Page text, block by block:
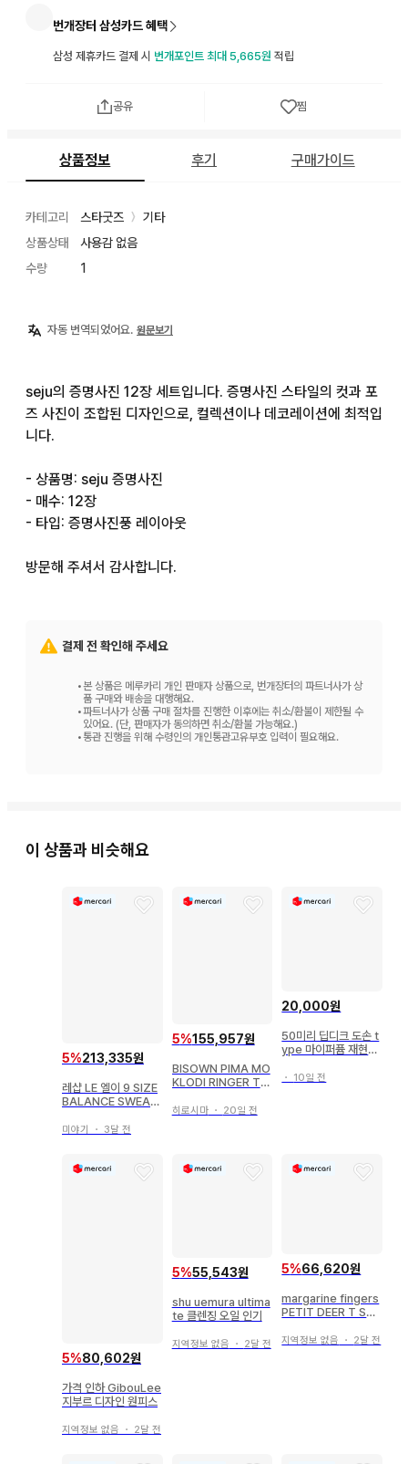
번개장터 삼성카드 혜택
삼성 제휴카드 결제 시 번개포인트 최대 5,665원 적립
공유 찜
상품정보 후기 구매가이드
카테고리 스타굿즈 〉
기타
상품상태
사용감 없음
수량
1
자동 번역되었어요. 원문보기
seju의 증명사진 12장 세트입니다. 증명사진 스타일의 컷과 포
즈 사진이 조합된 디자인으로, 컬렉션이나 데코레이션에 최적입
니다.
- 상품명: seju 증명사진
- 매수: 12장
- 타입: 증명사진풍 레이아웃
방문해 주셔서 감사합니다.
결제 전 확인해 주세요
•본 상품은 메루카리 개인 판매자 상품으로, 번개장터의 파트너사가 상
품 구매와 배송을 대행해요.
•파트너사가 상품 구매 절차를 진행한 이후에는 취소/환불이 제한될 수
있어요. (단, 판매자가 동의하면 취소/환불 가능해요.)
•통관 진행을 위해 수령인의 개인통관고유부호 입력이 필요해요.
이 상품과 비슷해요
5%213,335원
레샵 LE 엘이 9 SIZE
BALANCE SWEAT
미야기 ・ 3달 전
5%155,957원
BISOWN PIMA MO
KLODI RINGER TE
히로시마・ 20일 전
20,000원
50미리 딥디크 도손 t
ype 마이퍼퓸 재현향
・ 10일 전
5%80,602원
가격 인하 GibouLee
지부르 디자인 원피스
지역정보 없음 ・ 2달 전
5%55,543원
shu uemura ultima
te 클렌징 오일 인기
지역정보 없음 ・ 2달 전
5%66,620원
margarine fingers
PETIT DEER T SHI
지역정보 없음 ・ 2달 전